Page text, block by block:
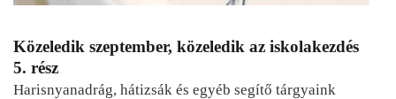
Közeledik szeptember, közeledik az iskolakezdés
5. rész
Harisnyanadrág, hátizsák és egyéb segítő tárgyaink